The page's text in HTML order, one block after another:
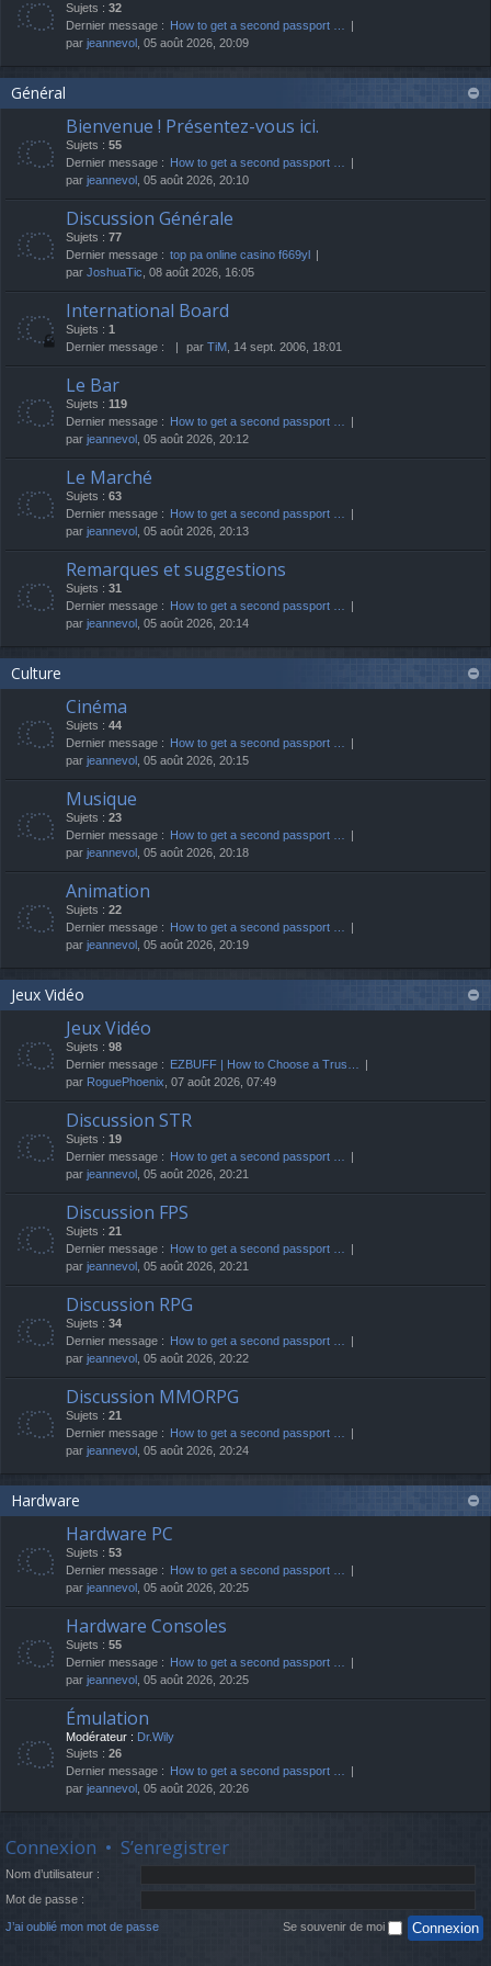
Sujets : 32
Dernier message : How to get a second passport …
par jeannevol , 05 août 2026, 20:09
Général
Bienvenue ! Présentez-vous ici.
Sujets : 55
Dernier message : How to get a second passport …
par jeannevol , 05 août 2026, 20:10
Discussion Générale
Sujets : 77
Dernier message : top pa online casino f669yl
par JoshuaTic , 08 août 2026, 16:05
International Board
Sujets : 1
Dernier message :
par TiM , 14 sept. 2006, 18:01
Le Bar
Sujets : 119
Dernier message : How to get a second passport …
par jeannevol , 05 août 2026, 20:12
Le Marché
Sujets : 63
Dernier message : How to get a second passport …
par jeannevol , 05 août 2026, 20:13
Remarques et suggestions
Sujets : 31
Dernier message : How to get a second passport …
par jeannevol , 05 août 2026, 20:14
Culture
Cinéma
Sujets : 44
Dernier message : How to get a second passport …
par jeannevol , 05 août 2026, 20:15
Musique
Sujets : 23
Dernier message : How to get a second passport …
par jeannevol , 05 août 2026, 20:18
Animation
Sujets : 22
Dernier message : How to get a second passport …
par jeannevol , 05 août 2026, 20:19
Jeux Vidéo
Jeux Vidéo
Sujets : 98
Dernier message : EZBUFF | How to Choose a Trus…
par RoguePhoenix , 07 août 2026, 07:49
Discussion STR
Sujets : 19
Dernier message : How to get a second passport …
par jeannevol , 05 août 2026, 20:21
Discussion FPS
Sujets : 21
Dernier message : How to get a second passport …
par jeannevol , 05 août 2026, 20:21
Discussion RPG
Sujets : 34
Dernier message : How to get a second passport …
par jeannevol , 05 août 2026, 20:22
Discussion MMORPG
Sujets : 21
Dernier message : How to get a second passport …
par jeannevol , 05 août 2026, 20:24
Hardware
Hardware PC
Sujets : 53
Dernier message : How to get a second passport …
par jeannevol , 05 août 2026, 20:25
Hardware Consoles
Sujets : 55
Dernier message : How to get a second passport …
par jeannevol , 05 août 2026, 20:25
Émulation
Modérateur : Dr.Wily
Sujets : 26
Dernier message : How to get a second passport …
par jeannevol , 05 août 2026, 20:26
Connexion • S’enregistrer
Nom d’utilisateur :
Mot de passe :
J’ai oublié mon mot de passe Se souvenir de moi